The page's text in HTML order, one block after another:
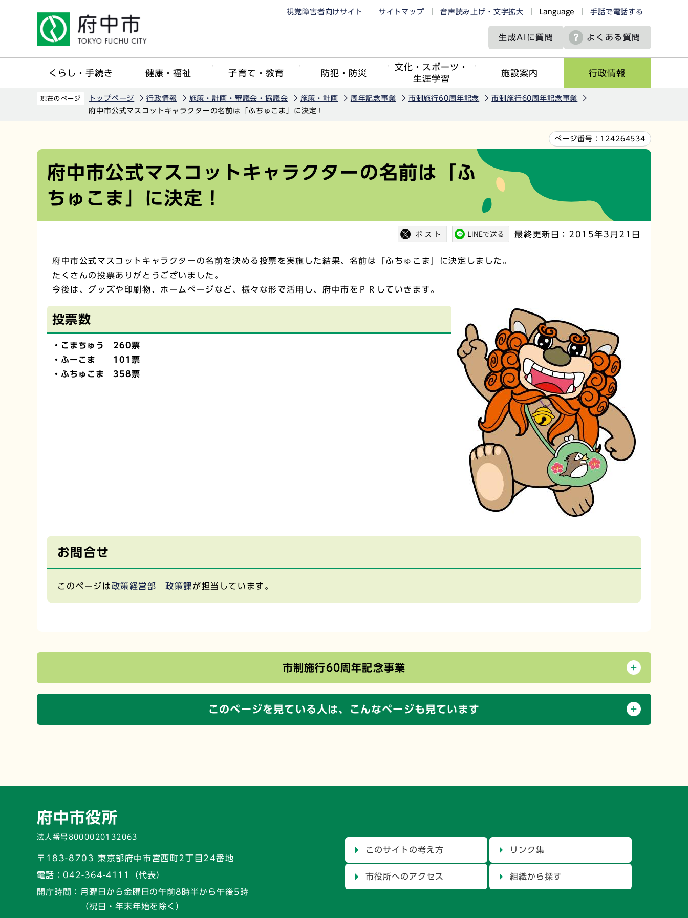
視覚障害者向けサイト サイトマップ 音声読み上げ・文字拡大 Language 手話で電話する
生成AIに質問 よくある質問
くらし・手続き 健康・福祉 子育て・教育 防犯・防災
文化・スポーツ・
生涯学習
施設案内 行政情報
現在のページ トップページ 行政情報 施策・計画・審議会・協議会 施策・計画 周年記念事業 市制施行60周年記念
市制施行60周年記念事業
府中市公式マスコットキャラクターの名前は「ふちゅこま」に決定！
ページ番号： 124264534
府中市公式マスコットキャラクターの名前は「ふ
ちゅこま」に決定！
最終更新日：2015年3月21日
府中市公式マスコットキャラクターの名前を決める投票を実施した結果、名前は「ふちゅこま」に決定しました。
たくさんの投票ありがとうございました。
今後は、グッズや印刷物、ホームページなど、様々な形で活用し、府中市をＰＲしていきます。
投票数
・こまちゅう 260票
・ふーこま 101票
・ふちゅこま 358票
お問合せ
このページは政策経営部 政策課が担当しています。
市制施行60周年記念事業
このページを見ている人は、 こんなページも見ています
府中市役所
法人番号8000020132063
〒183-8703 東京都府中市宮西町2丁目24番地
電話： 042-364-4111（代表）
開庁時間：
月曜日から金曜日の午前8時半から午後5時
（祝日・年末年始を除く）
このサイトの考え方 リンク集
市役所へのアクセス 組織から探す